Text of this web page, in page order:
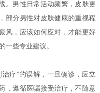
。男性日常活动频繁，皮肤更
部分男性对皮肤健康的重视程
风，应该如何应对，才能更好
的一些专业建议。
疗”的误解，一旦确诊，应立
，遵循医嘱接受治疗，不随意